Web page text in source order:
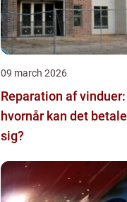
09 march 2026
Reparation af vinduer:
hvornår kan det betale
sig?